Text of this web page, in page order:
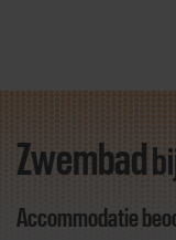
Zwembad
Accommodatie